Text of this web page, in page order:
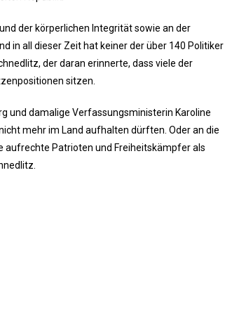
der körperlichen Integrität sowie an der
in all dieser Zeit hat keiner der über 140 Politiker
der daran erinnerte, dass viele der
sitzen.
und damalige Verfassungsministerin Karoline
mehr im Land aufhalten dürften. Oder an die
aufrechte Patrioten und Freiheitskämpfer als